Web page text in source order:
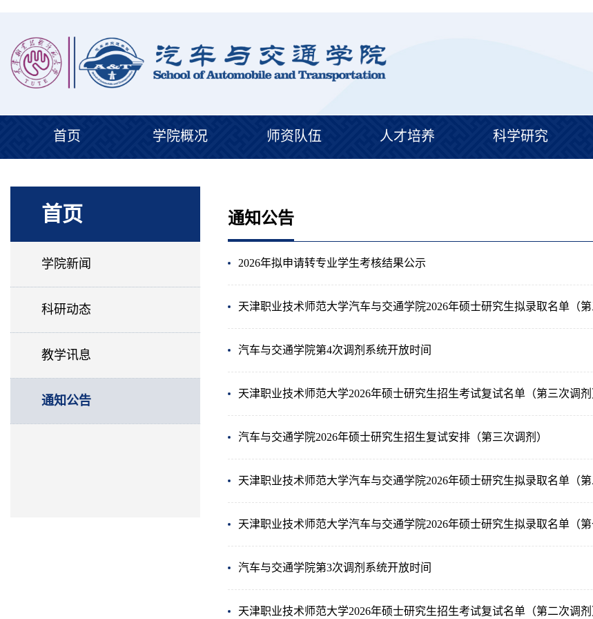
首页 学院概况 师资队伍 人才培养 科学研究
首页
学院新闻
科研动态
教学讯息
通知公告
通知公告
2026年拟申请转专业学生考核结果公示
天津职业技术师范大学汽车与交通学院2026年硕士研究生拟录取名单（第
汽车与交通学院第4次调剂系统开放时间
天津职业技术师范大学2026年硕士研究生招生考试复试名单（第三次调剂
汽车与交通学院2026年硕士研究生招生复试安排（第三次调剂）
天津职业技术师范大学汽车与交通学院2026年硕士研究生拟录取名单（第
天津职业技术师范大学汽车与交通学院2026年硕士研究生拟录取名单（第
汽车与交通学院第3次调剂系统开放时间
天津职业技术师范大学2026年硕士研究生招生考试复试名单（第二次调剂